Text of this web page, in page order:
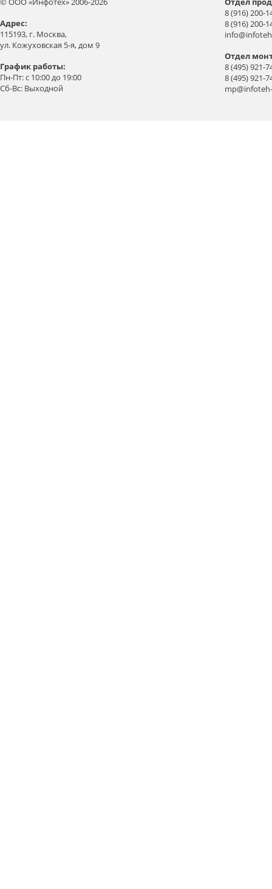
Aдрес:
115193, г. Москва,
ул. Кожуховская 5-я, дом 9
График работы:
Пн-Пт: с 10:00 до 19:00
Сб-Вс: Выходной
8 (916) 200-
8 (916) 200-
Отдел
8 (495) 921-
8 (495) 921-